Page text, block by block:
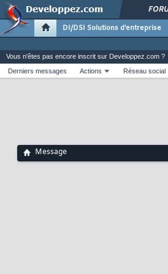
DI/DSI Solutions d'entreprise
Vous n'êtes pas encore inscrit sur Developpez.com ?
Derniers messages
Actions Réseau social
Message